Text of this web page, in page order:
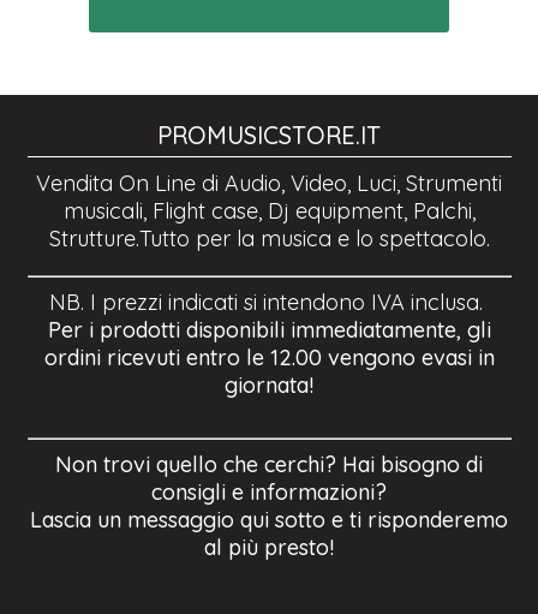
PROMUSICSTORE.IT
Vendita On Line di Audio, Video, Luci, Strumenti
musicali, Flight case, Dj equipment, Palchi,
Strutture.Tutto per la musica e lo spettacolo.
NB. I prezzi indicati si intendono IVA inclusa.
Per i prodotti disponibili immediatamente, gli
ordini ricevuti entro le 12.00 vengono evasi in
giornata!
Non trovi quello che cerchi? Hai bisogno di
consigli e informazioni?
Lascia un messaggio qui sotto e ti risponderemo
al più presto!